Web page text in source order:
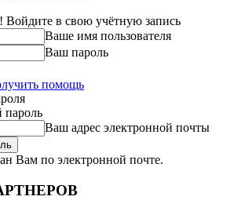
Войдите в свою учётную запись
Ваше имя пользователя
Ваш пароль
помощь
пароль
Ваш адрес электронной почты
Вам по электронной почте.